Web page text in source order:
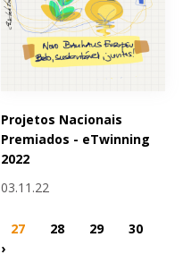
Projetos Nacionais
Premiados - eTwinning
2022
03.11.22
27 28 29
30
›